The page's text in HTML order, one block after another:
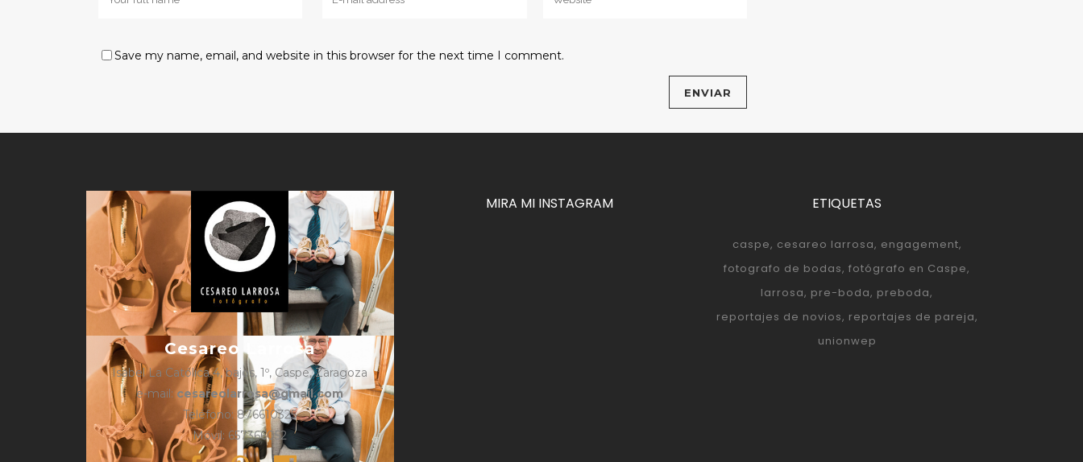
Save my name, email, and website in this browser for the next time I comment.
Cesareo Larrosa
Isabel La Católica 4, bajos, 1º, Caspe, Zaragoza
e-mail: cesareolarrosa@gmail.com
Teléfono: 876610325
Móvil: 657366052
MIRA MI INSTAGRAM ETIQUETAS
caspe cesareo larrosa engagement
fotografo de bodas fotógrafo en Caspe
larrosa pre-boda preboda
reportajes de novios reportajes de pareja
unionwep